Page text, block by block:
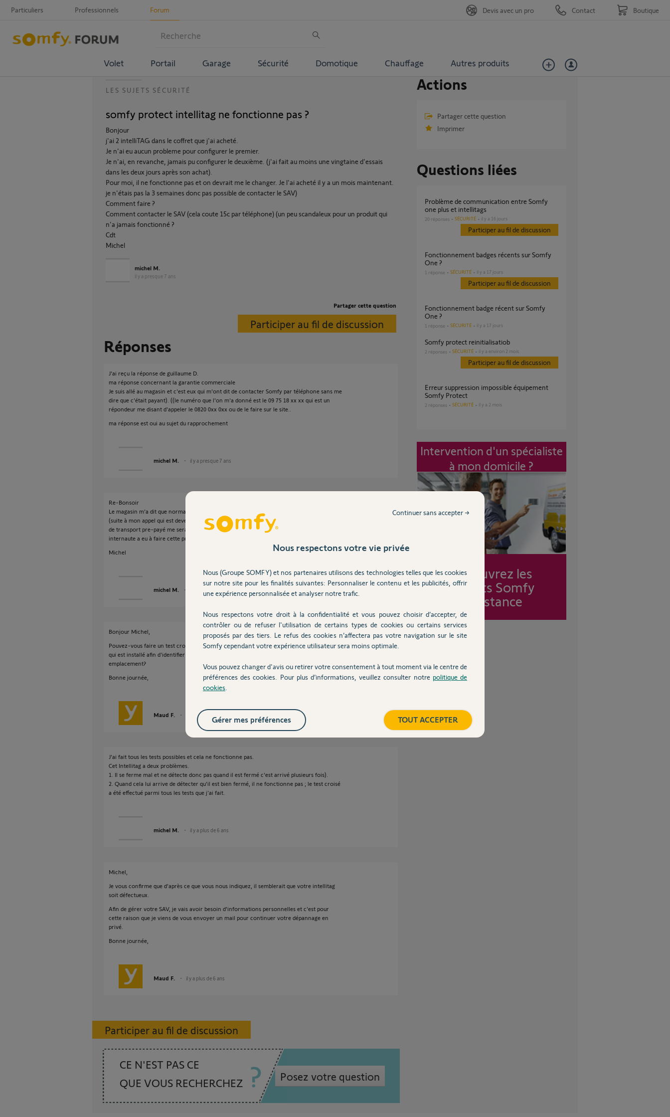
Particuliers Professionnels Forum
Volet Portail Garage Sécurité Domotique Chauffage Autres produits
Devis avec un pro Contact Boutique
LES SUJETS SÉCURITÉ
somfy protect intellitag ne fonctionne pas ?
Bonjour
j'ai 2 intelliTAG dans le coffret que j'ai acheté.
Je n'ai eu aucun probleme pour configurer le premier.
Je n'ai, en revanche, jamais pu configurer le deuxième. (j'ai fait au moins une vingtaine d'essais
dans les deux jours après son achat).
Pour moi, il ne fonctionne pas et on devrait me le changer. Je l'ai acheté il y a un mois maintenant.
je n'étais pas la 3 semaines donc pas possible de contacter le SAV)
Comment faire ?
Comment contacter le SAV (cela coute 15c par téléphone) (un peu scandaleux pour un produit qui
n'a jamais fonctionné ?
Cdt
Michel
michel M.
il y a presque 7 ans
Partager cette question
Participer au fil de discussion
Réponses
J'ai reçu la réponse de guillaume D.
ma réponse concernant la garantie commerciale
Je suis allé au magasin et c'est eux qui m'ont dit de contacter Somfy par téléphone sans me
dire que c’était payant). ((le numéro que l'on m'a donné est le 09 75 18 xx xx qui est un
répondeur me disant d'appeler le 0820 0xx 0xx ou de le faire sur le site..
ma réponse est oui au sujet du rapprochement
michel M. il y a presque 7 ans
Re-Bonsoir
Le magasin m'a dit que normalement, une personne de SOMFY allait faire un test avec moi
(suite à mon appel qui est devenu payant) , et que si cela ne fonctionne pas, un bordereau
de transport pre-payé me serait envoyé pour le retour de l'équipement. Est-ce qu'un
internaute a eu à faire cette procédure.
Michel
michel M. il y a presque 7 ans
Bonjour Michel,
Pouvez-vous faire un test croisé, en inversant votre intellitag qui ne s'installe pas avec un
qui est installé afin d'identifier si le problème vient de l'intellitag lui même ou de son
emplacement?
Bonne journée,
Maud F. il y a plus de 6 ans
J'ai fait tous les tests possibles et cela ne fonctionne pas.
Cet Intellitag a deux problèmes.
1. Il se ferme mal et ne détecte donc pas quand il est fermé c'est arrivé plusieurs fois).
2. Quand cela lui arrive de détecter qu'il est bien fermé, il ne fonctionne pas ; le test croisé
a été effectué parmi tous les tests que j'ai fait.
michel M. il y a plus de 6 ans
Michel,
Je vous confirme que d'après ce que vous nous indiquez, il semblerait que votre intellitag
soit défectueux.
Afin de gérer votre SAV, je vais avoir besoin d'informations personnelles et c'est pour
cette raison que je viens de vous envoyer un mail pour continuer votre dépannage en
privé.
Bonne journée,
Maud F. il y a plus de 6 ans
Participer au fil de discussion
CE N'EST PAS CE
QUE VOUS RECHERCHEZ
Posez votre question
Actions
Partager cette question
Imprimer
Questions liées
Problème de communication entre Somfy
one plus et intellitags
20 réponses SÉCURITÉ il y a 16 jours
Participer au fil de discussion
Fonctionnement badges récents sur Somfy
One ?
1 réponse SÉCURITÉ il y a 17 jours
Participer au fil de discussion
Fonctionnement badge récent sur Somfy
One ?
1 réponse SÉCURITÉ il y a 17 jours
Somfy protect reinitialisatiob
2 réponses SÉCURITÉ il y a environ 2 mois
Participer au fil de discussion
Erreur suppression impossible équipement
Somfy Protect
2 réponses SÉCURITÉ il y a 2 mois
Intervention d'un spécialiste
à mon domicile ?
Découvrez les
forfaits Somfy
Assistance
Nous respectons votre vie privée
Nous (Groupe SOMFY) et nos partenaires utilisons des technologies telles que les cookies
sur notre site pour les finalités suivantes: Personnaliser le contenu et les publicités, offrir
une expérience personnalisée et analyser notre trafic.
Nous respectons votre droit à la confidentialité et vous pouvez choisir d’accepter, de
contrôler ou de refuser l'utilisation de certains types de cookies ou certains services
proposés par des tiers. Le refus des cookies n’affectera pas votre navigation sur le site
Somfy cependant votre expérience utilisateur sera moins optimale.
Vous pouvez changer d'avis ou retirer votre consentement à tout moment via le centre de
préférences des cookies. Pour plus d’informations, veuillez consulter notre politique de
cookies
Continuer sans accepter →
TOUT ACCEPTER
Gérer mes préférences